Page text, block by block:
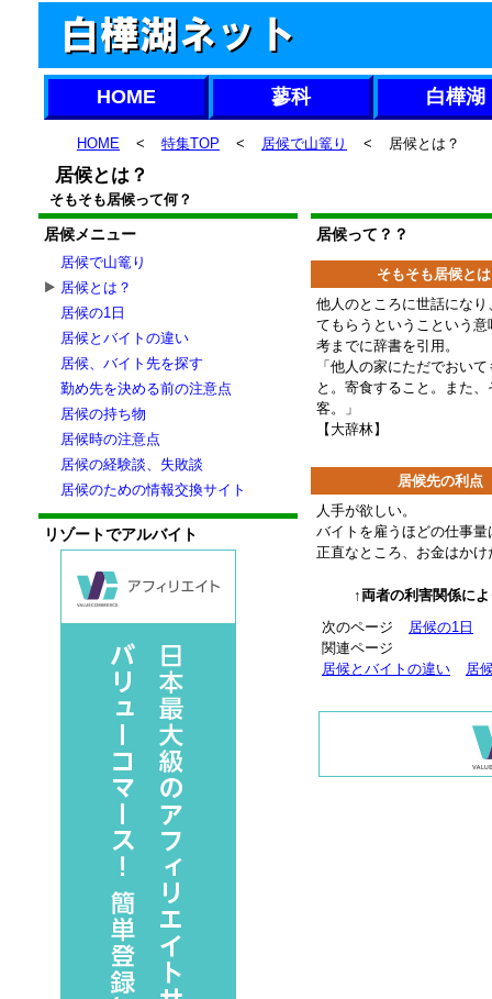
HOME 蓼科 白樺湖
HOME < 特集TOP < 居候で山篭り < 居候とは？
居候とは？
そもそも居候って何？
居候って？？
そもそも居候と
他人のところに世話になり
てもらうというこという意
考までに辞書を引用。
「他人の家にただでおい
と。寄食すること。また
客。」
【大辞林】
居候先の利点
人手が欲しい。
バイトを雇うほどの仕事量
正直なところ、お金はかけ
↑両者の利害関係に
次のページ
居候の1日
関連ページ
居候とバイトの違い
居
居候メニュー
居候で山篭り
居候とは？
居候の1日
居候とバイトの違い
居候、バイト先を探す
勤め先を決める前の注意点
居候の持ち物
居候時の注意点
居候の経験談、失敗談
居候のための情報交換サイト
リゾートでアルバイト